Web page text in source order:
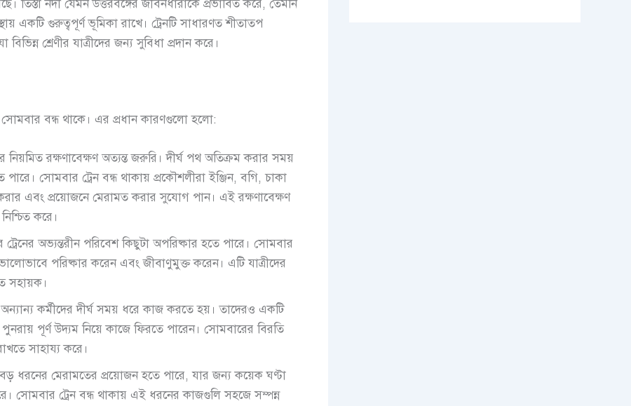
তিস্তা নদী যেমন উত্তরবঙ্গের জীবনধারাকে প্রভাবিত করে, তেমনি
একটি গুরুত্বপূর্ণ ভূমিকা রাখে। ট্রেনটি সাধারণত শীতাতপ
শ্রেণীর যাত্রীদের জন্য সুবিধা প্রদান করে।
সোমবার বন্ধ থাকে। এর প্রধান কারণগুলো হলো:
রক্ষণাবেক্ষণ অত্যন্ত জরুরি। দীর্ঘ পথ অতিক্রম করার সময়
সোমবার ট্রেন বন্ধ থাকায় প্রকৌশলীরা ইঞ্জিন, বগি, চাকা
করার এবং প্রয়োজনে মেরামত করার সুযোগ পান। এই রক্ষণাবেক্ষণ
করে।
ট্রেনের অভ্যন্তরীন পরিবেশ কিছুটা অপরিষ্কার হতে পারে। সোমবার
ভালোভাবে পরিষ্কার করেন এবং জীবাণুমুক্ত করেন। এটি যাত্রীদের
সহায়ক।
কর্মীদের দীর্ঘ সময় ধরে কাজ করতে হয়। তাদেরও একটি
পুনরায় পূর্ণ উদ্যম নিয়ে কাজে ফিরতে পারেন। সোমবারের বিরতি
সাহায্য করে।
ধরনের মেরামতের প্রয়োজন হতে পারে, যার জন্য কয়েক ঘণ্টা
সোমবার ট্রেন বন্ধ থাকায় এই ধরনের কাজগুলি সহজে সম্পন্ন